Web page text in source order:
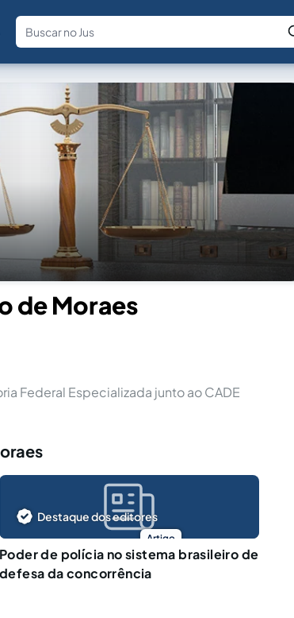
Fale com a IA Buscar no Jus
de Moraes
Federal Especializada junto ao CADE
Artigo
Destaque dos editores
Poder de polícia no sistema brasileiro de
defesa da concorrência